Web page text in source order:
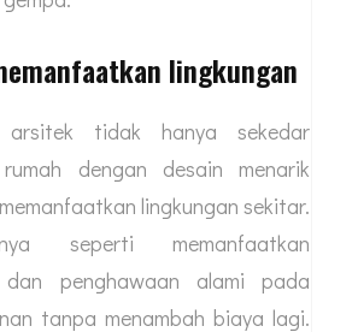
yang berkualitas. Rumah
minim perbaikan sehingga
di masa yang akan datang.
sangat terjamin keamanannya
lingkungan
tidak hanya sekedar